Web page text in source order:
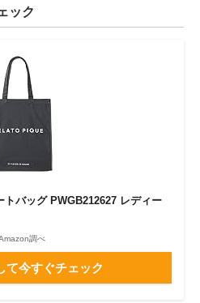
ック
バッグ PWGB212627 レディー
調べ
て今すぐチェック